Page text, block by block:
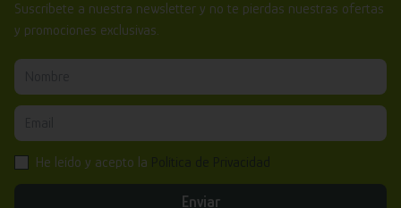
Suscríbete a nuestra newsletter y no te pierdas nuestras ofertas
y promociones exclusivas.
He leído y acepto la
Enviar